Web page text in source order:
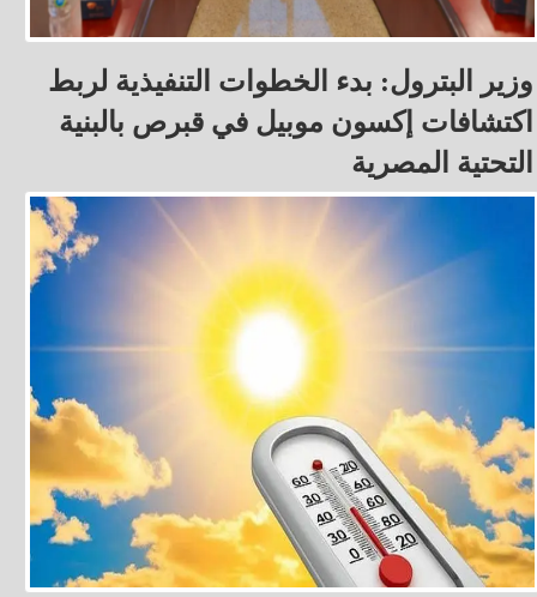
وزير البترول: بدء الخطوات التنفيذية لربط
اكتشافات إكسون موبيل في قبرص بالبنية
التحتية المصرية